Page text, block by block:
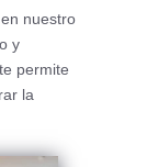
en nuestro
y
permite
la